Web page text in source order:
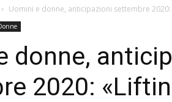
Uomini e donne, anticipazioni settembre
donne,
2020: